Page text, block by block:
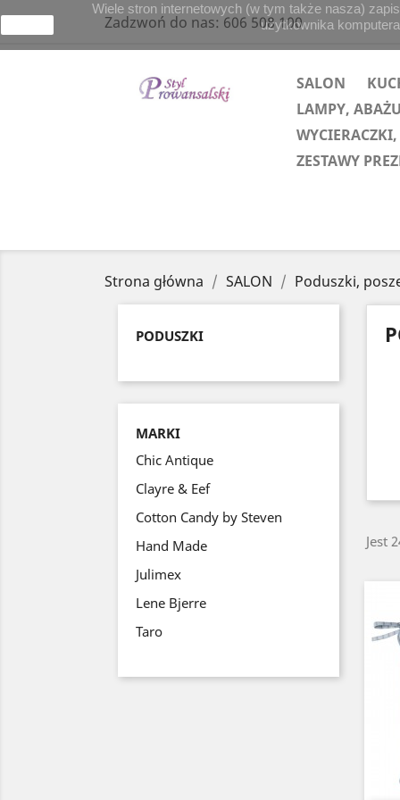
Zadzwoń do nas:606 508 100
SALON
LAMPY,
ZESTAWY
Strona główna SALON Poduszki,
PODUSZKI
MARKI
Chic Antique
Clayre & Eef
Cotton Candy by Steven
Hand Made
Julimex
Lene Bjerre
Taro
Jest
Wiele stron internetowych (w tym także nasza)
użytkownika